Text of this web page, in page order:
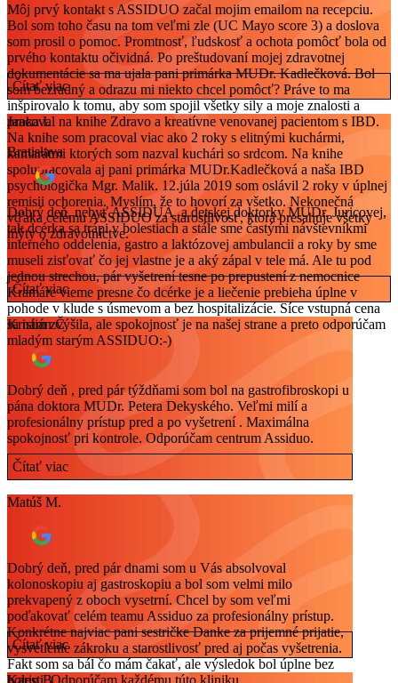
Môj prvý kontakt s ASSIDUO začal mojim emailom na recepciu.
Bol som toho času na tom veľmi zle (UC Mayo score 3) a doslova
som prosil o pomoc. Promtnosť, ľudskosť a ochota pomôcť bola od
prvého kontaktu očividná. Po preštudovaní mojej zdravotnej
dokumentácie sa ma ujala pani primárka MUDr. Kadlečková. Bol
som bezradný a odrazu mi niekto chcel pomôcť? Práve to ma
inšpirovalo k tomu, aby som spojil všetky sily a moje znalosti a
pracoval na knihe Zdravo a kreatívne venovanej pacientom s IBD.
Na knihe som pracoval viac ako 2 roky s elitnými kuchármi,
kamarátmi ktorých som nazval kuchári so srdcom. Na knihe
spolupracovala aj pani primárka MUDr.Kadlečková a naša IBD
psychologička Mgr. Malik. 12.júla 2019 som oslávil 2 roky v úplnej
remisii ochorenia. Myslím, že to hovorí za všetko. Nekonečná
vďaka celému ASSIDUO za starostlivosť, ktorá presahuje všetky
mýty o zdravotníctve.
Čítať viac
Janka I.
Bratislava
Dobrý deň, nebyť ASSIDUA a detskej doktorky MUDr. Juricovej,
tak dcérka sa trápi v bolestiach a stále sme častými návštevníkmi
interného oddelenia, gastro a laktózovej ambulancii a roky by sme
museli zisťovať čo jej vlastne je a aký zápal v tele má. Ale tu pod
jednou strechou, pár vyšetrení tesne po prepustení z nemocnice
Kramáre vieme presne čo dcérke je a liečenie prebieha úplne v
pohode v klude s úsmevom a bez hospitalizácie. Síce vstupná cena
sa nám zvýšila, ale spokojnosť je na našej strane a preto odporúčam
mladým starým ASSIDUO:-)
Čítať viac
Kristián Č.
Dobrý deň , pred pár týždňami som bol na gastrofibroskopi u
pána doktora MUDr. Petera Dekyského. Veľmi milí a
profesionálny prístup pred a po vyšetrení . Maximálna
spokojnosť pri kontrole. Odporúčam centrum Assiduo.
Čítať viac
Matúš M.
Dobrý deň, pred pár dnami som u Vás absolvoval
kolonoskopiu aj gastroskopiu a bol som velmi milo
prekvapený z oboch vysetrní. Chcel by som veľmi
poďakovať celém teamu Assiduo za profesionálny prístup.
Konkrétne najviac pani sestričke Danke za prijemné prijatie,
vysvetlenie zákroku a starostlivosť pred aj počas vyšetrenia.
Fakt som sa bál čo mám čakať, ale výsledok bol úplne bez
bolesti. Odporúčam každému túto kliniku.
Čítať viac
Karin B.